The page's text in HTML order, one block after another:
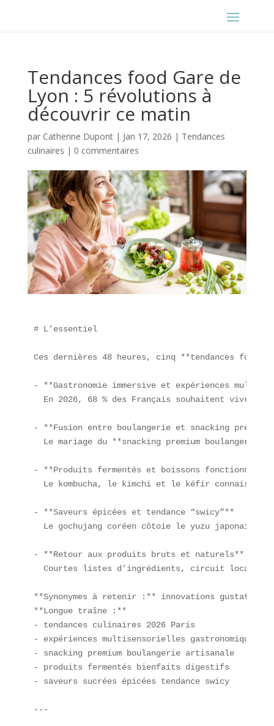
Tendances food Gare de
Lyon : 5 révolutions à
découvrir ce matin
par Catherine Dupont| Jan 17, 2026 | Tendances
culinaires | 0 commentaires
# L’essentiel
Ces dernières 48 heures, cinq **tendances
- **Gastronomie immersive et expériences
En 2026, 68 % des Français souhaitent vivre
- **Fusion entre boulangerie et snacking
Le mariage du **snacking premium boulangerie
- **Produits fermentés et boissons
Le kombucha, le kimchi et le kéfir
- **Saveurs épicées et tendance “swicy”**
Le gochujang coréen côtoie le yuzu japonais
- **Retour aux produits bruts et naturels**
Courtes listes d’ingrédients, circuit local
**Synonymes à retenir :** innovations
**Longue traîne :**
- tendances culinaires 2026 Paris
- expériences multisensorielles gastronomiques
- snacking premium boulangerie artisanale
- produits fermentés bienfaits digestifs
- saveurs sucrées épicées tendance swicy
---